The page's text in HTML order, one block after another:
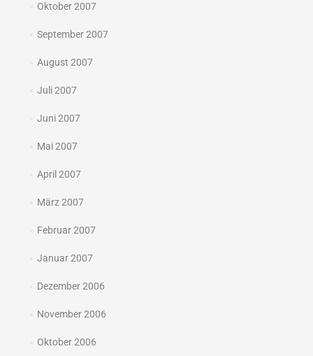
Oktober 2007
September 2007
August 2007
Juli 2007
Juni 2007
Mai 2007
April 2007
März 2007
Februar 2007
Januar 2007
Dezember 2006
November 2006
Oktober 2006